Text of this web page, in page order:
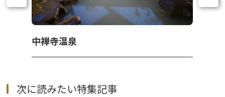
中禅寺温泉
次に読みたい特集記事